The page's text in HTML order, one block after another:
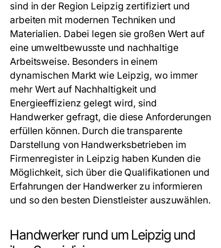
sind in der Region Leipzig zertifiziert und
arbeiten mit modernen Techniken und
Materialien. Dabei legen sie großen Wert auf
eine umweltbewusste und nachhaltige
Arbeitsweise. Besonders in einem
dynamischen Markt wie Leipzig, wo immer
mehr Wert auf Nachhaltigkeit und
Energieeffizienz gelegt wird, sind
Handwerker gefragt, die diese Anforderungen
erfüllen können. Durch die transparente
Darstellung von Handwerksbetrieben im
Firmenregister in Leipzig haben Kunden die
Möglichkeit, sich über die Qualifikationen und
Erfahrungen der Handwerker zu informieren
und so den besten Dienstleister auszuwählen.
Handwerker rund um Leipzig und